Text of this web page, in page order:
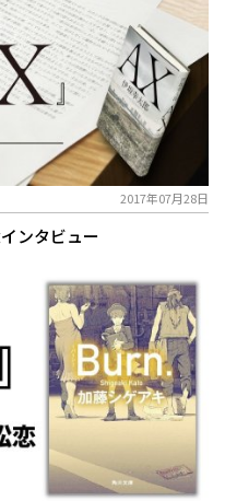
2017年07月28日
ンタビュー